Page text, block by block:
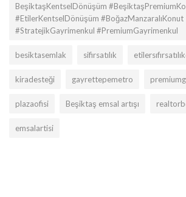
BeşiktaşKentselDönüşüm
#EtilerKentselDönüşüm #BoğazManzaralıKonut
#StratejikGayrimenkul #PremiumGayrimenkul
besiktasemlak sifirsatılık
kiradesteği gayrettepemetro
plazaofisi Beşiktaş emsal artışı
emsalartisi